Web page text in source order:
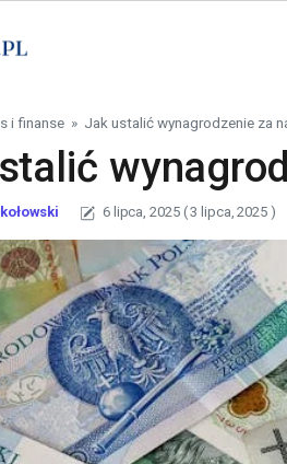
i finanse » Jak ustalić wynagrodzenie za
6 lipca, 2025 ( 3 lipca, 2025 )